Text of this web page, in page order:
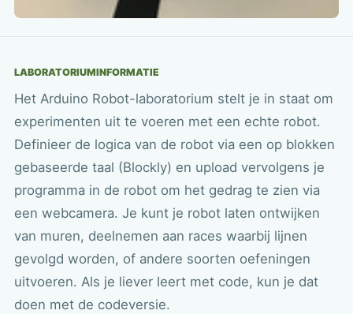
LABORATORIUMINFORMATIE
Het Arduino Robot-laboratorium stelt je in staat om
experimenten uit te voeren met een echte robot.
Definieer de logica van de robot via een op blokken
gebaseerde taal (Blockly) en upload vervolgens je
programma in de robot om het gedrag te zien via
een webcamera. Je kunt je robot laten ontwijken
van muren, deelnemen aan races waarbij lijnen
gevolgd worden, of andere soorten oefeningen
uitvoeren. Als je liever leert met code, kun je dat
doen met de codeversie.